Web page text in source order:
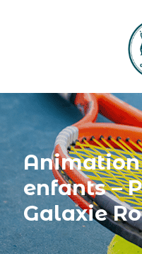
Animation
enfants –
Galaxie